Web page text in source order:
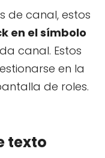
de canal, estos
en el símbolo
canal. Estos
en la
de roles.
texto